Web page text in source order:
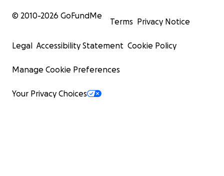
© 2010-2026 GoFundMe
Terms Privacy Notice
Legal Accessibility Statement Cookie Policy
Manage Cookie Preferences
Your Privacy Choices